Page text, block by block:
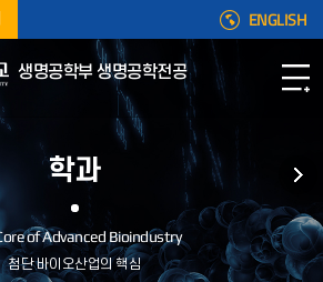
ENGLISH
생명공학부 생명공학전공
학과